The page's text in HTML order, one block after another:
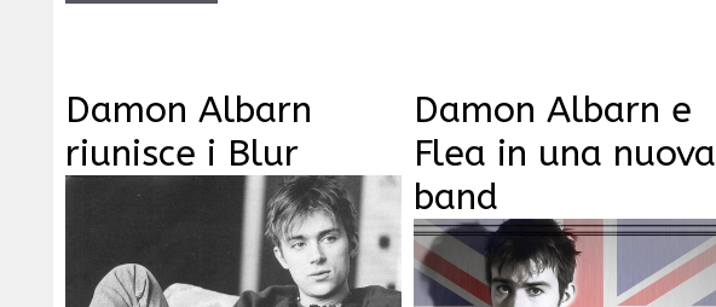
Damon Albarn
riunisce i Blur
Damon Albarn e
Flea in una nuova
band